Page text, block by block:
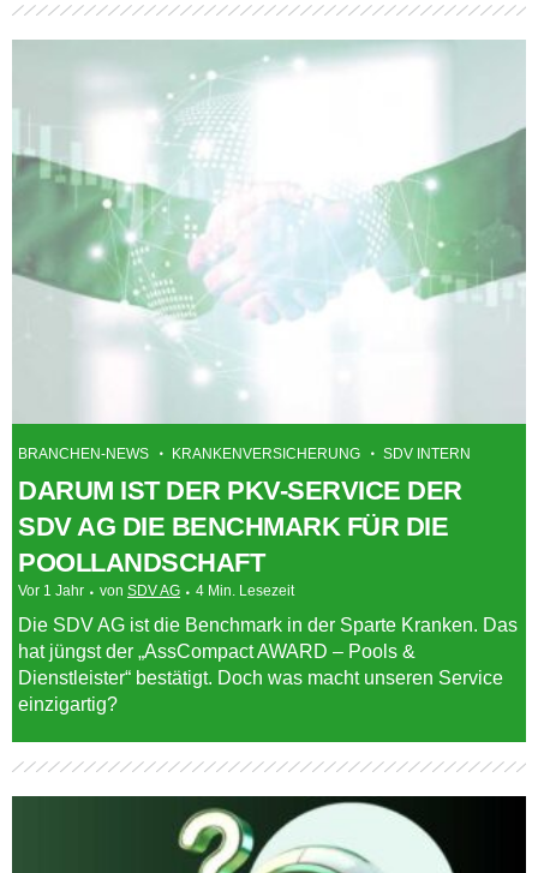
BRANCHEN-NEWS KRANKENVERSICHERUNG SDV INTERN
DARUM IST DER PKV-SERVICE DER
SDV AG DIE BENCHMARK FÜR DIE
POOLLANDSCHAFT
Vor 1 Jahr von SDV AG 4 Min. Lesezeit
Die SDV AG ist die Benchmark in der Sparte Kranken. Das
hat jüngst der „AssCompact AWARD – Pools &
Dienstleister“ bestätigt. Doch was macht unseren Service
einzigartig?